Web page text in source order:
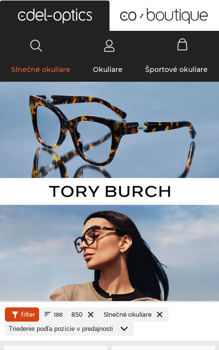
Slnečné okuliare Okuliare Športové okuliare
filter 188 850 Slnečné okuliare